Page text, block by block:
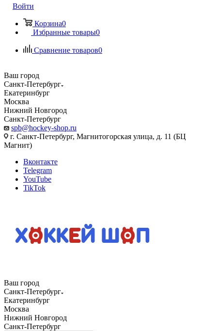
Войти
Корзина0
Избранные товары0
Сравнение товаров0
Ваш город
Санкт-Петербург
Екатеринбург
Москва
Нижний Новгород
Санкт-Петербург
spb@hockey-shop.ru
г. Санкт-Петербург, Магнитогорская улица, д. 11 (БЦ
Магнит)
Вконтакте
Telegram
YouTube
TikTok
Ваш город
Санкт-Петербург
Екатеринбург
Москва
Нижний Новгород
Санкт-Петербург